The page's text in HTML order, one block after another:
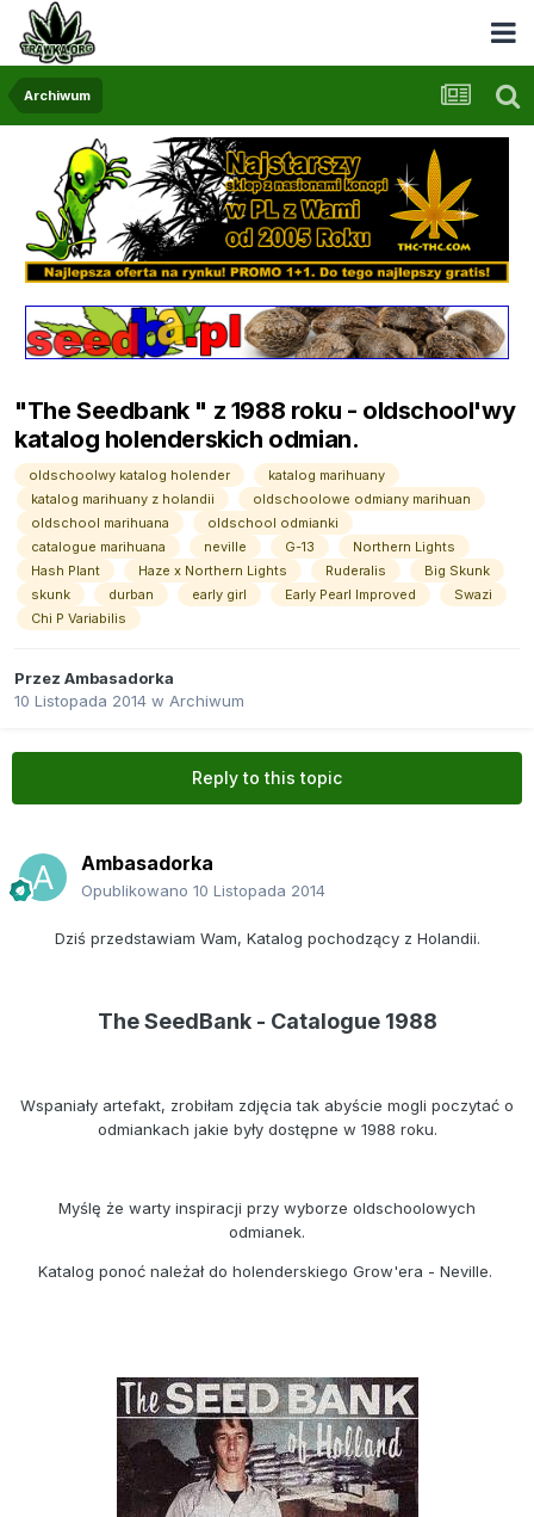
Archiwum
"The Seedbank " z 1988 roku - oldschool'wy
katalog holenderskich odmian.
oldschoolwy katalog holender
katalog marihuany
katalog marihuany z holandii
oldschoolowe odmiany marihuan
oldschool marihuana
oldschool odmianki
catalogue marihuana
neville G-13
Northern Lights
Hash Plant
Haze x Northern Lights Ruderalis
Big Skunk
skunk
durban early girl Early Pearl Improved
Swazi
Chi P Variabilis
Przez Ambasadorka
10 Listopada 2014 w Archiwum
Reply to this topic
Ambasadorka
Opublikowano 10 Listopada 2014
Dziś przedstawiam Wam, Katalog pochodzący z Holandii.
The SeedBank - Catalogue 1988
Wspaniały artefakt, zrobiłam zdjęcia tak abyście mogli poczytać o
odmiankach jakie były dostępne w 1988 roku.
Myślę że warty inspiracji przy wyborze oldschoolowych
odmianek.
Katalog ponoć należał do holenderskiego Grow'era - Neville.